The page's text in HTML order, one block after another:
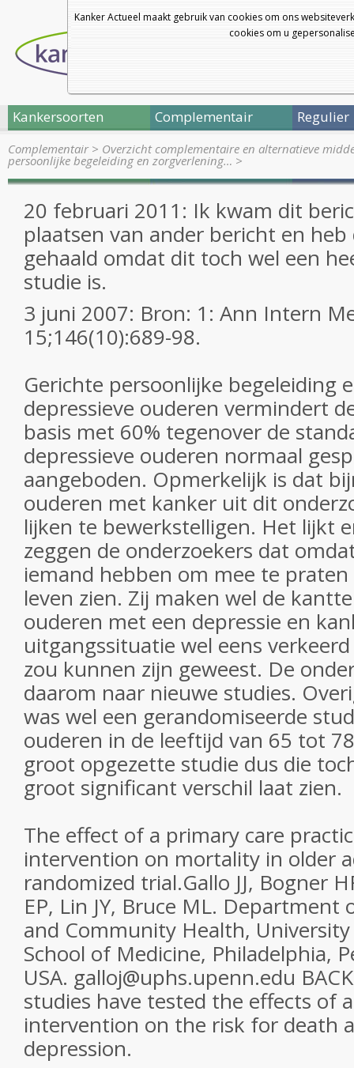
Kanker Actueel maakt gebruik van cookies om ons
cookies om u
Kankersoorten Complementair Regulier
Complementair> Overzicht complementaire en alternatieve
persoonlijke begeleiding en zorgverlening… >
20 februari 2011: Ik kwam dit
plaatsen van ander bericht en
gehaald omdat dit toch wel een
studie is.
3 juni 2007: Bron: 1: Ann Intern
15;146(10):689-98.
Gerichte persoonlijke begeleiding
depressieve ouderen vermindert
basis met 60% tegenover de
depressieve ouderen normaal
aangeboden. Opmerkelijk is dat
ouderen met kanker uit dit
lijken te bewerkstelligen. Het lijkt
zeggen de onderzoekers dat
iemand hebben om mee te
leven zien. Zij maken wel de
ouderen met een depressie en
uitgangssituatie wel eens
zou kunnen zijn geweest. De
daarom naar nieuwe studies.
was wel een gerandomiseerde
ouderen in de leeftijd van 65 tot
groot opgezette studie dus die
groot significant verschil laat zien.
The effect of a primary care
intervention on mortality in older
randomized trial.Gallo JJ, Bogner
EP, Lin JY, Bruce ML. Department
and Community Health,
School of Medicine, Philadelphia,
USA. galloj@uphs.upenn.edu
studies have tested the effects of
intervention on the risk for death
depression.